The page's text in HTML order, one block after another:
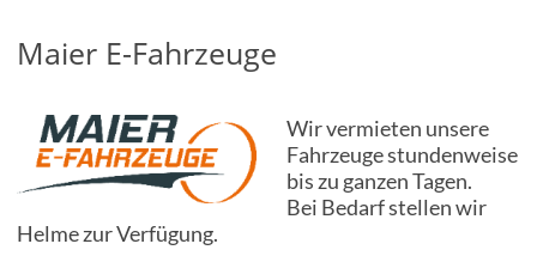
Maier E-Fahrzeuge
Wir vermieten unsere
Fahrzeuge stundenweise
bis zu ganzen Tagen.
Bei Bedarf stellen wir
Helme zur Verfügung.